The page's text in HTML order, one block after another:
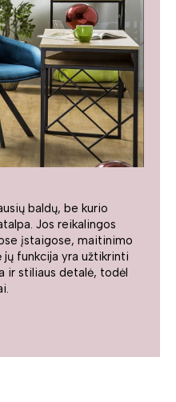
baldų, be kurio
Jos reikalingos
įstaigose, maitinimo
funkcija yra užtikrinti
ir stiliaus detalė, todėl